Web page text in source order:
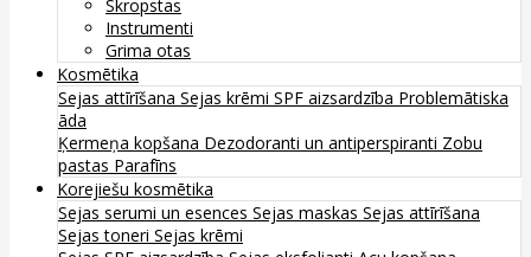
Skropstas
Instrumenti
Grima otas
Kosmētika
Sejas attīrīšana Sejas krēmi SPF aizsardzība Problemātiska
āda
Ķermeņa kopšana Dezodoranti un antiperspiranti Zobu
pastas Parafīns
Korejiešu kosmētika
Sejas serumi un esences Sejas maskas Sejas attīrīšana
Sejas toneri Sejas krēmi